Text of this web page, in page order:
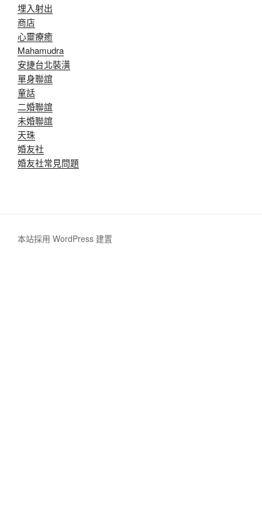
埋入射出
商店
心靈療癒
Mahamudra
安捷台北裝潢
單身聯誼
童話
二婚聯誼
未婚聯誼
天珠
婚友社
婚友社常見問題
本站採用 WordPress 建置